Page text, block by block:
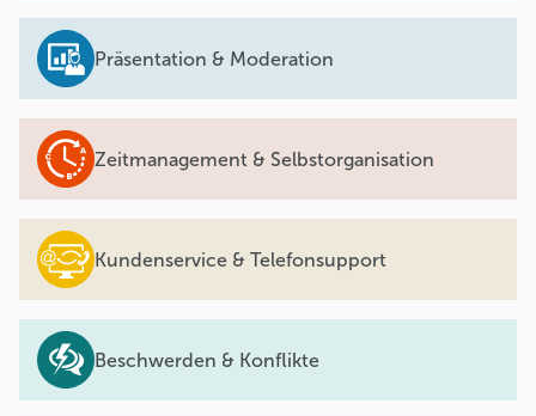
Präsentation & Moderation
Zeitmanagement & Selbstorganisation
Kundenservice & Telefonsupport
Beschwerden & Konflikte